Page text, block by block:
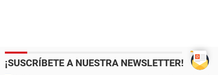
¡SUSCRÍBETE A NUESTRA NEWSLETTER!